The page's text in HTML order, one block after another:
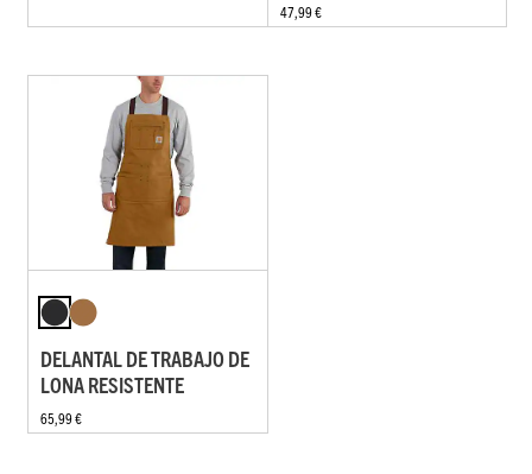
47,99 €
DELANTAL DE TRABAJO DE
LONA RESISTENTE
65,99 €